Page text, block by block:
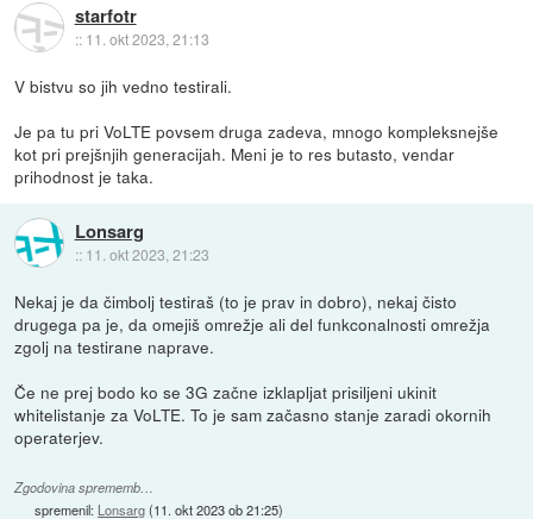
starfotr
:: 11. okt 2023, 21:13
V bistvu so jih vedno testirali.
Je pa tu pri VoLTE povsem druga zadeva, mnogo kompleksnejše
kot pri prejšnjih generacijah. Meni je to res butasto, vendar
prihodnost je taka.
Lonsarg
:: 11. okt 2023, 21:23
Nekaj je da čimbolj testiraš (to je prav in dobro), nekaj čisto
drugega pa je, da omejiš omrežje ali del funkconalnosti omrežja
zgolj na testirane naprave.
Če ne prej bodo ko se 3G začne izklapljat prisiljeni ukinit
whitelistanje za VoLTE. To je sam začasno stanje zaradi okornih
operaterjev.
Zgodovina sprememb…
spremenil: Lonsarg(11. okt 2023 ob 21:25)